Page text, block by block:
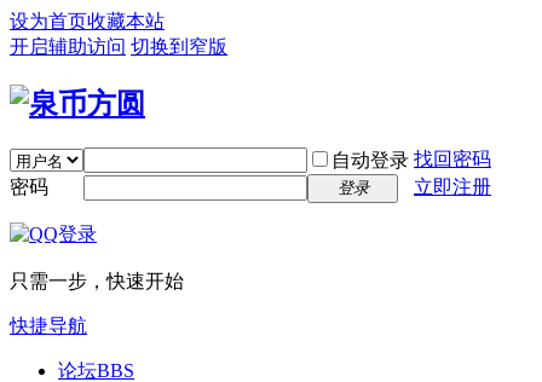
设为首页收藏本站
开启辅助访问 切换到窄版
自动登录 找回密码
密码
登录 立即注册
只需一步，快速开始
快捷导航
论坛BBS